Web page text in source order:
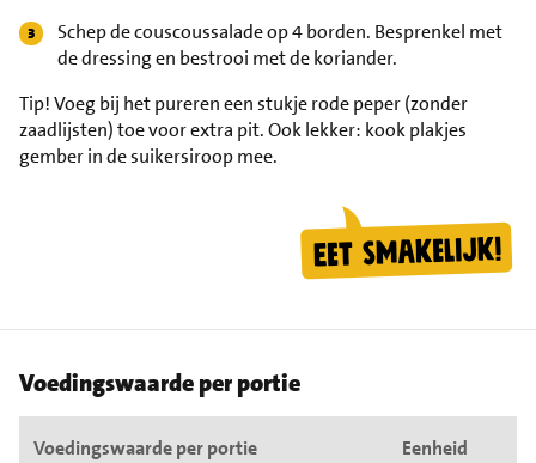
Schep de couscoussalade op 4 borden. Besprenkel met
de dressing en bestrooi met de koriander.
Tip!Voeg bij het pureren een stukje rode peper (zonder
zaadlijsten) toe voor extra pit. Ook lekker: kook plakjes
gember in de suikersiroop mee.
Voedingswaarde per portie
Voedingswaarde per portie Eenheid